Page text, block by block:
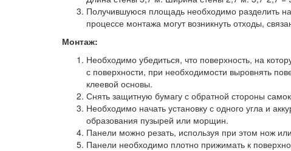
Получившуюся площадь необходимо разделить
процессе монтажа могут возникнуть отходы,
Монтаж:
Необходимо убедиться, что поверхность, на
с поверхности, при необходимости выровнять
клеевой основы.
Снять защитную бумагу с обратной стороны
Необходимо начать установку с одного угла и
образования пузырей или морщин.
Панели можно резать, используя при этом нож
Панели необходимо плотно прижимать к